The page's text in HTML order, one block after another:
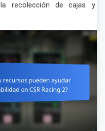
recolección de cajas y